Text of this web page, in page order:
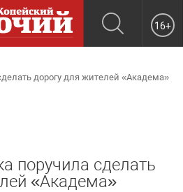
16+
дорогу для жителей «Академа»
поручила сделать
«Академа»